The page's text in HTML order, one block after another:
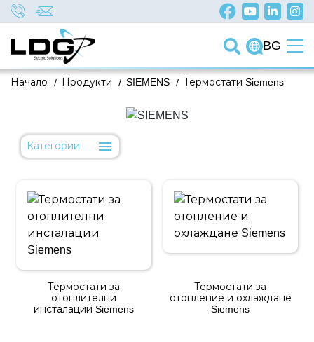
BG
/
Начало /
Продукти /
SIEMENS Термостати Siemens
Категории
Термостати за
отоплителни
инсталации Siemens
Термостати за
отопление и охлаждане
Siemens